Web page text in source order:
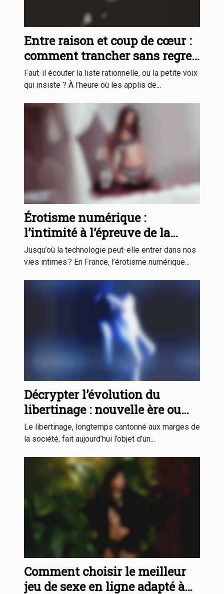
Entre raison et coup de cœur :
comment trancher sans regret
?
Faut-il écouter la liste rationnelle, ou la petite voix
qui insiste ? À l’heure où les applis de...
Érotisme numérique :
l’intimité à l’épreuve de la
technologie
Jusqu’où la technologie peut-elle entrer dans nos
vies intimes ? En France, l’érotisme numérique...
Décrypter l’évolution du
libertinage : nouvelle ère ou
simple effet de mode ?
Le libertinage, longtemps cantonné aux marges de
la société, fait aujourd’hui l’objet d’un...
Comment choisir le meilleur
jeu de sexe en ligne adapté à